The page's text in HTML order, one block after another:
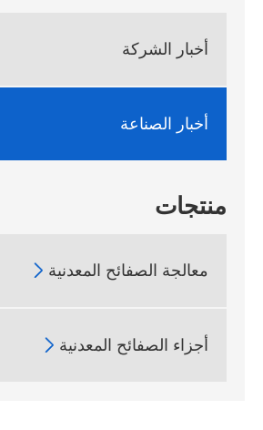
أخبار الشركة
أخبار الصناعة
منتجات
معالجة الصفائح المعدنية 
أجزاء الصفائح المعدنية 